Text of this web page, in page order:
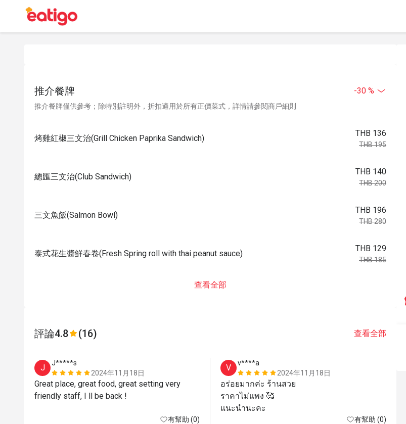
推介餐牌 -30 %
推介餐牌僅供參考；除特別註明外，折扣適用於所有正價菜式，詳情請參閱商戶細則
烤雞紅椒三文治(Grill Chicken Paprika Sandwich)
THB 136
THB 195
總匯三文治(Club Sandwich)
THB 140
THB 200
三文魚飯(Salmon Bowl)
THB 196
THB 280
泰式花生醬鮮春卷(Fresh Spring roll with thai peanut sauce)
THB 129
THB 185
查看全部
評論4.8 (16) 查看全部
J
J*****s
2024年11月18日
Great place, great food, great setting very
有幫助 (0)
V
v****a
2024年11月18日
อร่อยมากค่ะ ร้านสวย
ราคาไม่แพง 🥰
แนะนำนะคะ
有幫助 (0)